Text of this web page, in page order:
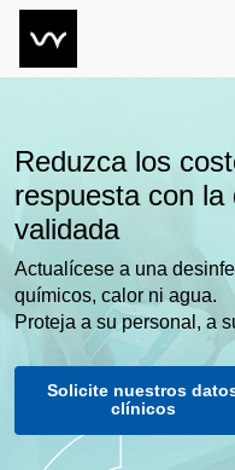
Reduzca los
respuesta con la
validada
Actualícese a una
químicos, calor ni agua.
Proteja a su personal, a
Solicite nuestros
clínicos